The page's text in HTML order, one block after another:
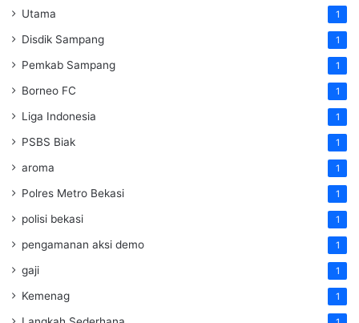
Utama 1
Disdik Sampang 1
Pemkab Sampang 1
Borneo FC 1
Liga Indonesia 1
PSBS Biak 1
aroma 1
Polres Metro Bekasi 1
polisi bekasi 1
pengamanan aksi demo 1
gaji 1
Kemenag 1